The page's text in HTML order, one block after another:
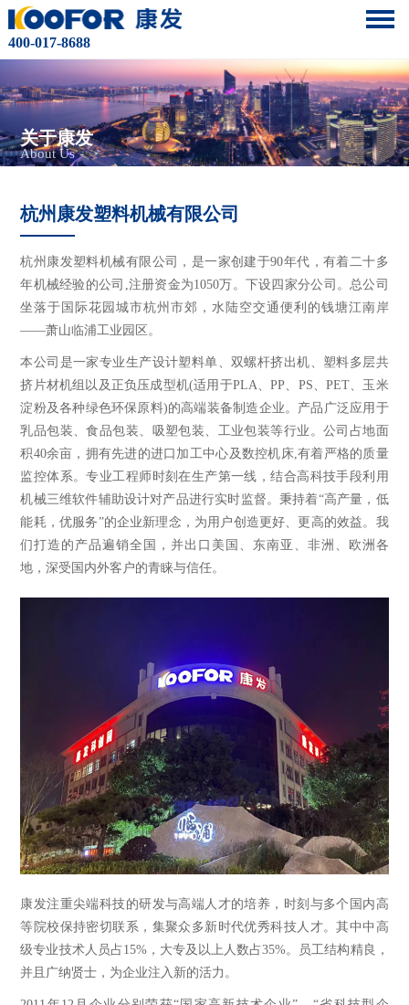
400-017-8688
关于康发
About Us
杭州康发塑料机械有限公司
杭州康发塑料机械有限公司，是一家创建于90年代，有着二十多
年机械经验的公司,注册资金为1050万。下设四家分公司。总公司
坐落于国际花园城市杭州市郊，水陆空交通便利的钱塘江南岸
——萧山临浦工业园区。
本公司是一家专业生产设计塑料单、双螺杆挤出机、塑料多层共
挤片材机组以及正负压成型机(适用于PLA、PP、PS、PET、玉米
淀粉及各种绿色环保原料)的高端装备制造企业。产品广泛应用于
乳品包装、食品包装、吸塑包装、工业包装等行业。公司占地面
积40余亩，拥有先进的进口加工中心及数控机床,有着严格的质量
监控体系。专业工程师时刻在生产第一线，结合高科技手段利用
机械三维软件辅助设计对产品进行实时监督。秉持着“高产量，低
能耗，优服务”的企业新理念，为用户创造更好、更高的效益。我
们打造的产品遍销全国，并出口美国、东南亚、非洲、欧洲各
地，深受国内外客户的青睐与信任。
康发注重尖端科技的研发与高端人才的培养，时刻与多个国内高
等院校保持密切联系，集聚众多新时代优秀科技人才。其中中高
级专业技术人员占15%，大专及以上人数占35%。员工结构精良，
并且广纳贤士，为企业注入新的活力。